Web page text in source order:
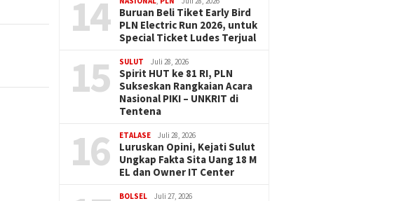
14
Buruan Beli Tiket Early Bird
PLN Electric Run 2026, untuk
Special Ticket Ludes Terjual
15 SULUT Juli 28, 2026
Spirit HUT ke 81 RI, PLN
Sukseskan Rangkaian Acara
Nasional PIKI – UNKRIT di
Tentena
16 ETALASE Juli 28, 2026
Luruskan Opini, Kejati Sulut
Ungkap Fakta Sita Uang 18 M
EL dan Owner IT Center
BOLSEL Juli 27, 2026